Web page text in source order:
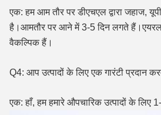
एक: हम आम तौर पर डीएचएल द्वारा जहाज,
है।आमतौर पर आने में 3-5 दिन लगते
वैकल्पिक हैं।
Q4: आप उत्पादों के लिए एक गारंटी प्रदान
एक: हाँ, हम हमारे औपचारिक उत्पादों के लिए